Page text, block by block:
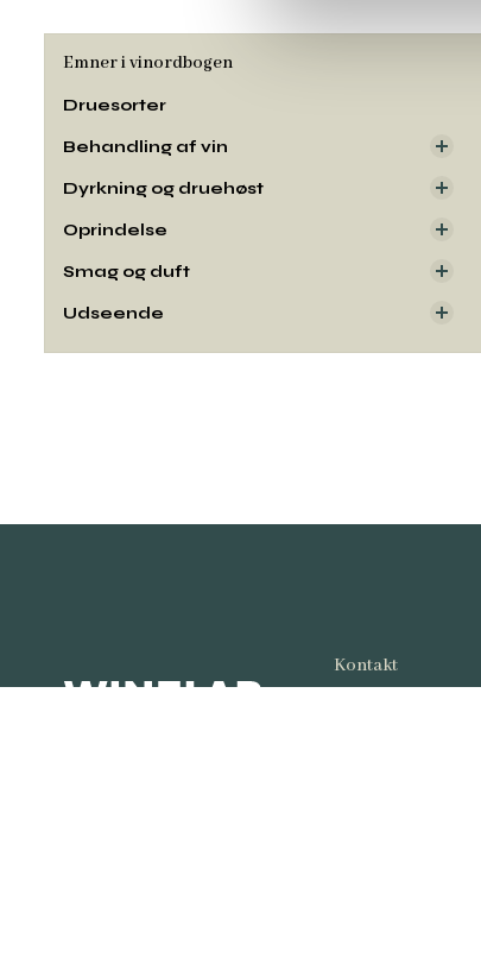
Emner i vinordbogen
Druesorter
Behandling af vin
Dyrkning og druehøst
Oprindelse
Smag og duft
Udseende
Kontakt